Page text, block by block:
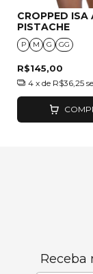
CROPPED ISA
PISTACHE
P M G GG
R$145,00
4 x de R$36,25
Receba